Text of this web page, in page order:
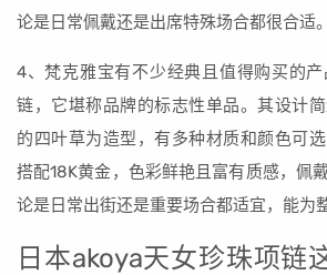
论是日常佩戴还是出席特殊场合都很合适。
4、梵克雅宝有不少经典且值得购买的
链，它堪称品牌的标志性单品。其设计
的四叶草为造型，有多种材质和颜色可
搭配18K黄金，色彩鲜艳且富有质感，佩
论是日常出街还是重要场合都适宜，能为
日本akoya天女珍珠项链